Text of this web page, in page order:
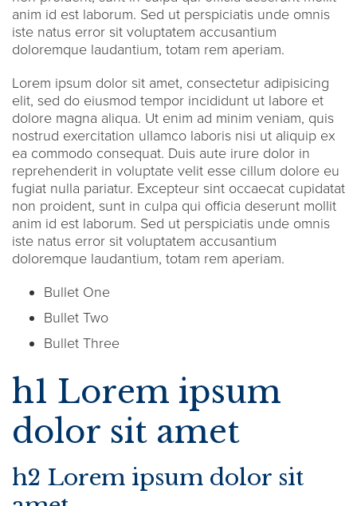
anim id est laborum. Sed ut perspiciatis unde omnis
iste natus error sit voluptatem accusantium
doloremque laudantium, totam rem aperiam.
Lorem ipsum dolor sit amet, consectetur adipisicing
elit, sed do eiusmod tempor incididunt ut labore et
dolore magna aliqua. Ut enim ad minim veniam, quis
nostrud exercitation ullamco laboris nisi ut aliquip ex
ea commodo consequat. Duis aute irure dolor in
reprehenderit in voluptate velit esse cillum dolore eu
fugiat nulla pariatur. Excepteur sint occaecat cupidatat
non proident, sunt in culpa qui officia deserunt mollit
anim id est laborum. Sed ut perspiciatis unde omnis
iste natus error sit voluptatem accusantium
doloremque laudantium, totam rem aperiam.
Bullet One
Bullet Two
Bullet Three
h1 Lorem ipsum
dolor sit amet
h2 Lorem ipsum dolor sit